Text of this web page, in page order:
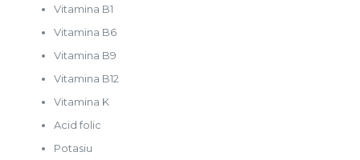
Vitamina B1
Vitamina B6
Vitamina B9
Vitamina B12
Vitamina K
Acid folic
Potasiu